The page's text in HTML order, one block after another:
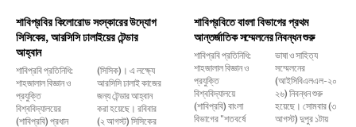
শাবিপ্রবির কিলোরোড সংস্কারের উদ্যোগ
সিসিকের, আরসিসি ঢালাইয়ের টেন্ডার
আহ্বান
শাবিপ্রবি প্রতিনিধি:
শাহজালাল বিজ্ঞান ও
প্রযুক্তি
বিশ্ববিদ্যালয়ের
(শাবিপ্রবি) প্রধান
(সিসিক)। এ লক্ষ্যে
আরসিসি ঢালাই কাজের
জন্য টেন্ডার আহ্বান
করা হয়েছে। রবিবার
(২ আগস্ট) সিসিকের
শাবিপ্রবিতে বাংলা বিভাগের প্রথম
আন্তর্জাতিক সম্মেলনের নিবন্ধন শুরু
শাবিপ্রবি প্রতিনিধি:
শাহজালাল বিজ্ঞান ও
প্রযুক্তি
বিশ্ববিদ্যালয়ে
(শাবিপ্রবি) বাংলা
বিভাগের "শতবর্ষে
ভাষা ও সাহিত্য
সম্মেলনের
(আইসিবিএলএল-২০
২৬) নিবন্ধন শুরু
হয়েছে। সোমবার (৩
আগস্ট) দুপুর ১টায়